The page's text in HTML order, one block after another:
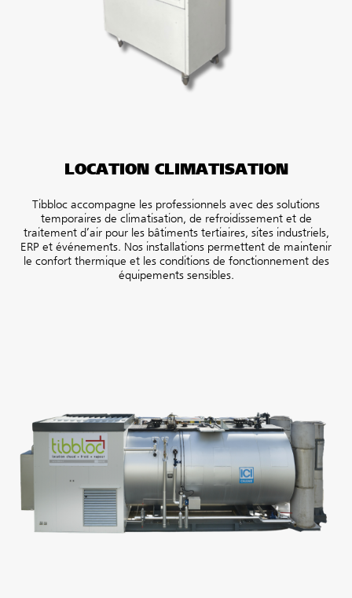
LOCATION CLIMATISATION
Tibbloc accompagne les professionnels avec des solutions
temporaires de climatisation, de refroidissement et de
traitement d’air pour les bâtiments tertiaires, sites industriels,
ERP et événements. Nos installations permettent de maintenir
le confort thermique et les conditions de fonctionnement des
équipements sensibles.